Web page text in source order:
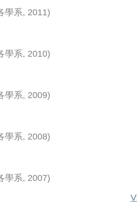
學系, 2011)
學系, 2010)
學系, 2009)
學系, 2008)
學系, 2007)